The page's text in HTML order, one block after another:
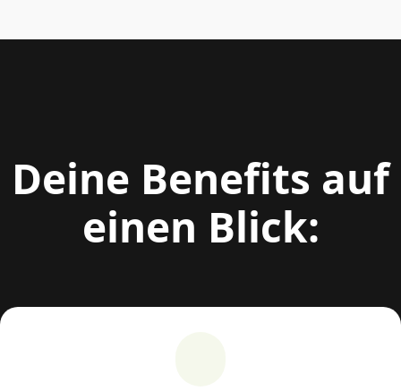
Deine Benefits auf
einen Blick: